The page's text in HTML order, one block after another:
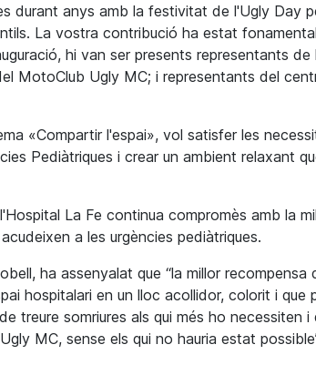
durant anys amb la festivitat de l'Ugly Day
La vostra contribució ha estat
hi van ser presents representants
MotoClub Ugly MC; i representants del
«Compartir l'espai», vol satisfer les
Pediàtriques i crear un ambient relaxant
La Fe continua compromès amb la
a les urgències pediàtriques.
ha assenyalat que “la millor
hospitalari en un lloc acollidor, colorit i que
treure somriures als qui més ho necessiten
MC, sense els qui no hauria estat